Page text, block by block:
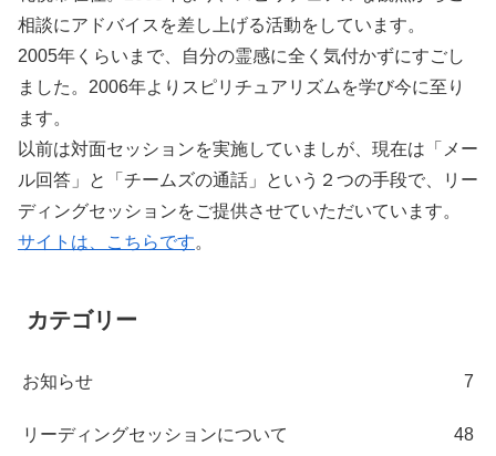
相談にアドバイスを差し上げる活動をしています。
2005年くらいまで、自分の霊感に全く気付かずにすごし
ました。2006年よりスピリチュアリズムを学び今に至り
ます。
以前は対面セッションを実施していましが、現在は「メー
ル回答」と「チームズの通話」という２つの手段で、リー
ディングセッションをご提供させていただいています。
サイトは、こちらです。
カテゴリー
お知らせ 7
リーディングセッションについて 48